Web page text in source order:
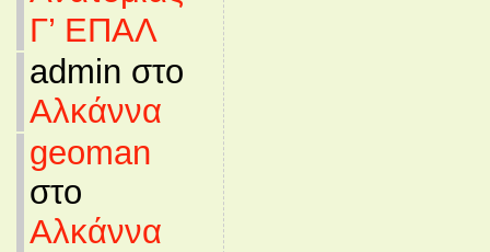
Γ’ ΕΠΑΛ
admin στο
Αλκάννα
geoman
στο
Αλκάννα